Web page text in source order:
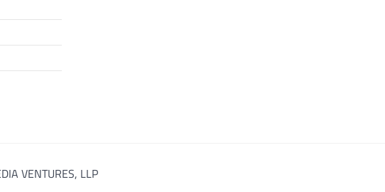
VENTURES, LLP